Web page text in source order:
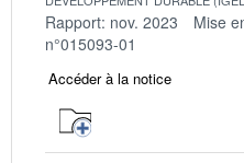
Rapport: nov. 2023 Mise
n°015093-01
Accéder à la notice